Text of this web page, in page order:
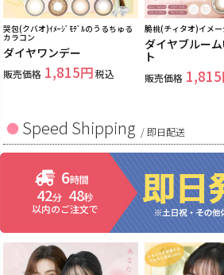
哭包(クバオ)ｲﾒｰｼﾞﾓﾃﾞﾙのうるちゅる
カラコン
ダイヤワンデー
販売価格 1,815 税込
脆桃(チィタオ)イメー
ダイヤブルー
ト
販売価格 1,815
Speed Shipping / 即日配送
6時間
42分 48秒
以内のご注文で